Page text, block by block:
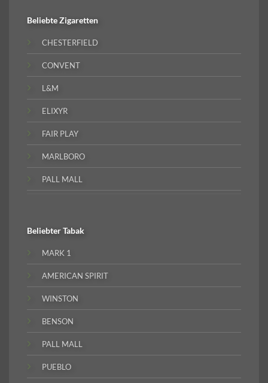
BeliebteZigaretten
CHESTERFIELD
CONVENT
L&M
ELIXYR
FAIR PLAY
MARLBORO
PALL MALL
BeliebterTabak
MARK 1
AMERICAN SPIRIT
WINSTON
BENSON
PALL MALL
PUEBLO